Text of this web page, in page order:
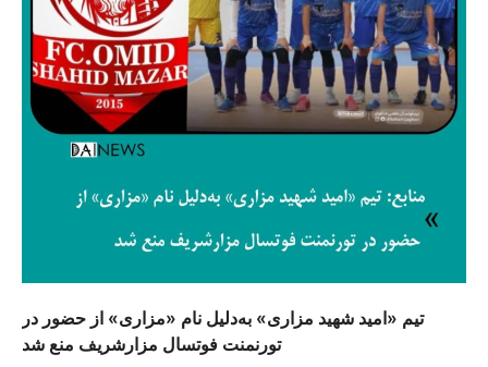
تیم «امید شهید مزاری» به‌دلیل نام «مزاری» از حضور در
تورنمنت فوتسال مزارشریف منع شد